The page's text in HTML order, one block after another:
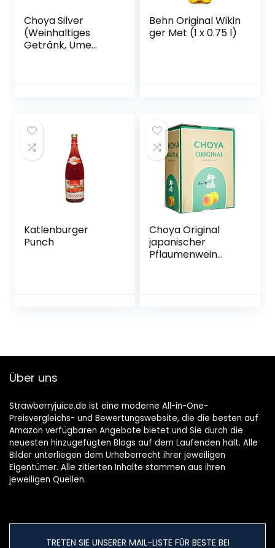
Choya Silver
(Weinhaltiges
Getränk, Ume
Behn Original Wikin
ger Met (1 x 0.75 l)
Katlenburger
Punch
Choya Original
japanischer
Pflaumenwein
Über uns
Strawberryjuice.de ist eine moderne All-in-One-
Preisvergleichs- und Bewertungswebsite, die die besten auf
Amazon verfügbaren Angebote bietet und Sie durch die
neuesten hinzugefügten Blogs auf dem Laufenden hält. Alle
Bilder unterliegen dem Urheberrecht ihrer jeweiligen
Eigentümer. Alle zitierten Inhalte stammen aus ihren
jeweiligen Quellen.
TRETEN SIE UNSERER MAIL-LISTE FÜR BESTE BEI